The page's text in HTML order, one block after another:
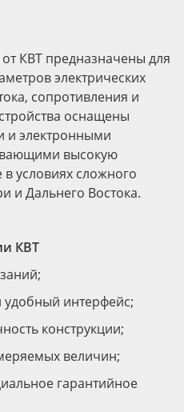
КВТ предназначены для
электрических
сопротивления и
оснащены
и электронными
высокую
условиях сложного
и Дальнего Востока.
КВТ
удобный интерфейс;
конструкции;
величин;
гарантийное